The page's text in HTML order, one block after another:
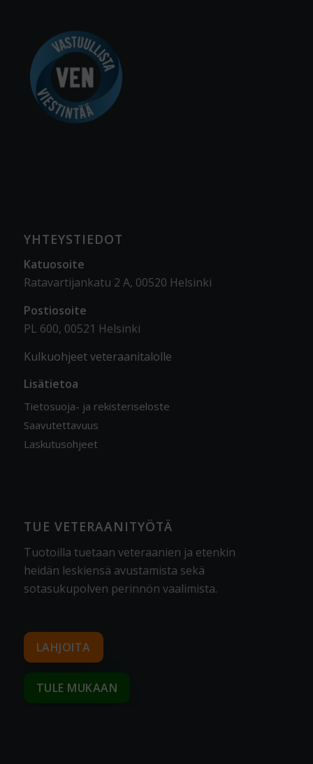
YHTEYSTIEDOT
Katuosoite
Ratavartijankatu 2 A, 00520 Helsinki
Postiosoite
PL 600, 00521 Helsinki
Kulkuohjeet veteraanitalolle
Lisätietoa
Tietosuoja- ja rekisteriseloste
Saavutettavuus
Laskutusohjeet
TUE VETERAANITYÖTÄ
Tuotoilla tuetaan veteraanien ja etenkin
heidän leskiensä avustamista sekä
sotasukupolven perinnön vaalimista.
LAHJOITA
TULE MUKAAN